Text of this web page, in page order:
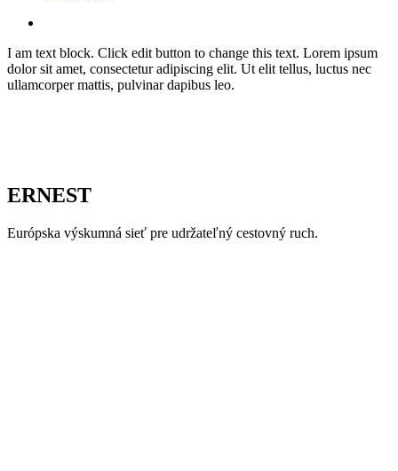
I am text block. Click edit button to change this text. Lorem ipsum
dolor sit amet, consectetur adipiscing elit. Ut elit tellus, luctus nec
ullamcorper mattis, pulvinar dapibus leo.
ERNEST
Európska výskumná sieť pre udržateľný cestovný ruch.